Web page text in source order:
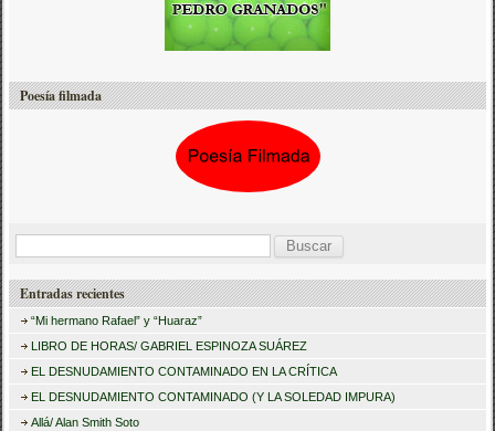
Poesía filmada
s
r
Entradas recientes
“Mi hermano Rafael” y “Huaraz”
LIBRO DE HORAS/ GABRIEL ESPINOZA SUÁREZ
EL DESNUDAMIENTO CONTAMINADO EN LA CRÍTICA
EL DESNUDAMIENTO CONTAMINADO (Y LA SOLEDAD IMPURA)
Allá/ Alan Smith Soto